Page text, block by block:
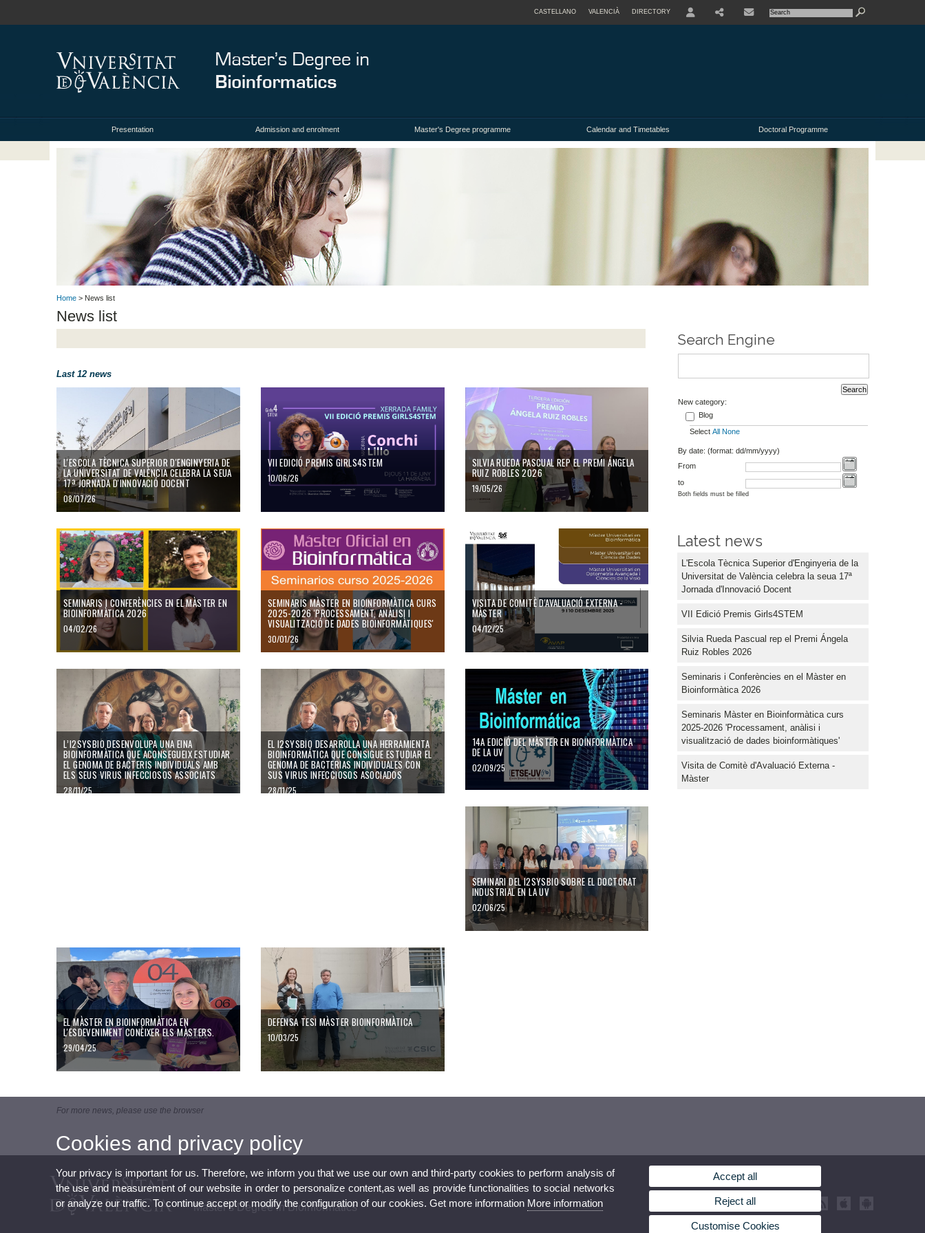
CASTELLANO VALENCIÀ DIRECTORY
Presentation Admission and enrolment Master's Degree programme Calendar and Timetables Doctoral Programme
Home > News list
News list
Last 12 news
L'Escola Tècnica Superior d'Enginyeria de la Universitat de València celebra la seua 17ª Jornada d'Innovació Docent
L'ESCOLA TÈCNICA SUPERIOR D'ENGINYERIA DE
LA UNIVERSITAT DE VALÈNCIA CELEBRA LA SEUA
17ª JORNADA D'INNOVACIÓ DOCENT
08/07/26
VII Edició Premis Girls4STEM
VII EDICIÓ PREMIS GIRLS4STEM
10/06/26
Silvia Rueda Pascual rep el Premi Ángela Ruiz Robles 2026
SILVIA RUEDA PASCUAL REP EL PREMI ÁNGELA
RUIZ ROBLES 2026
19/05/26
Seminaris i Conferències en el Màster en Bioinformàtica 2026
SEMINARIS I CONFERÈNCIES EN EL MÀSTER EN
BIOINFORMÀTICA 2026
04/02/26
Seminaris Màster en Bioinformàtica curs 2025-2026 'Processament, anàlisi i visualització de dades bioinformàtiques'
SEMINARIS MÀSTER EN BIOINFORMÀTICA CURS
2025-2026 'PROCESSAMENT, ANÀLISI I
VISUALITZACIÓ DE DADES BIOINFORMÀTIQUES'
30/01/26
Visita de Comitè d'Avaluació Externa - Màster
VISITA DE COMITÈ D'AVALUACIÓ EXTERNA -
MÀSTER
04/12/25
L’I2SysBio desenvolupa una eina bioinformàtica que aconsegueix estudiar el genoma de bacteris individuals amb els seus virus infecciosos associats
L’I2SYSBIO DESENVOLUPA UNA EINA
BIOINFORMÀTICA QUE ACONSEGUEIX ESTUDIAR
EL GENOMA DE BACTERIS INDIVIDUALS AMB
ELS SEUS VIRUS INFECCIOSOS ASSOCIATS
28/11/25
El I2SysBio desarrolla una herramienta bioinformática que consigue estudiar el genoma de bacterias individuales con sus virus infecciosos asociados
EL I2SYSBIO DESARROLLA UNA HERRAMIENTA
BIOINFORMÁTICA QUE CONSIGUE ESTUDIAR EL
GENOMA DE BACTERIAS INDIVIDUALES CON
SUS VIRUS INFECCIOSOS ASOCIADOS
28/11/25
14a edició del Màster en Bioinformàtica de la UV
14A EDICIÓ DEL MÀSTER EN BIOINFORMÀTICA
DE LA UV
02/09/25
SEMINARI DEL I2SYSBIO SOBRE EL DOCTORAT
INDUSTRIAL EN LA UV
02/06/25
El Màster en Bioinformàtica en l'esdeveniment Conèixer els màsters.
EL MÀSTER EN BIOINFORMÀTICA EN
L'ESDEVENIMENT CONÈIXER ELS MÀSTERS.
29/04/25
DEFENSA TESI MÀSTER BIOINFORMÀTICA
DEFENSA TESI MÀSTER BIOINFORMÀTICA
10/03/25
For more news, please use the browser
Search Engine
New category:
Blog
Select All None
By date: (format: dd/mm/yyyy)
From
to
Both fields must be filled
Latest news
L'Escola Tècnica Superior d'Enginyeria de la
Universitat de València celebra la seua 17ª
Jornada d'Innovació Docent
VII Edició Premis Girls4STEM
Silvia Rueda Pascual rep el Premi Ángela
Ruiz Robles 2026
Seminaris i Conferències en el Màster en
Bioinformàtica 2026
Seminaris Màster en Bioinformàtica curs
2025-2026 'Processament, anàlisi i
visualització de dades bioinformàtiques'
Visita de Comitè d'Avaluació Externa -
Màster
Master's Degree in Bioinformatics
Cookies and privacy policy
Your privacy is important for us. Therefore, we inform you that we use our own and third-party cookies to perform analysis of
the use and measurement of our website in order to personalize content,as well as provide functionalities to social networks
or analyze our traffic. To continue accept or modify the configuration of our cookies. Get more information More information
Accept all
Reject all
Customise Cookies